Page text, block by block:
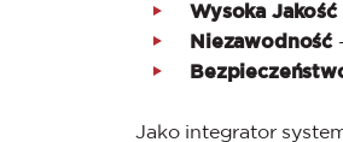
Wysoka Jakość
Niezawodność
Jako integrator